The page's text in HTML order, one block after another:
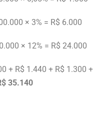
× 3% = R$ 6.000
× 12% = R$ 24.000
+ R$ 1.440 + R$ 1.300 +
35.140